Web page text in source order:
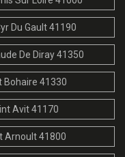
Du Gault 41190
De Diray 41350
Bohaire 41330
Avit 41170
Arnoult 41800